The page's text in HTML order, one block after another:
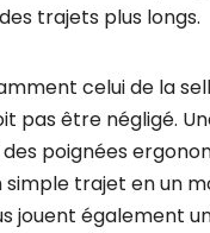
trajets plus longs.
celui de la
pas être négligé.
poignées
trajet en un
jouent également